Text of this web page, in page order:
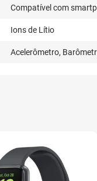
Compatível com
Ions de Lítio
Acelerômetro,